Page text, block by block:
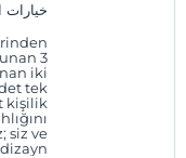
خيارات
3
iki
tek
kişilik
siz ve